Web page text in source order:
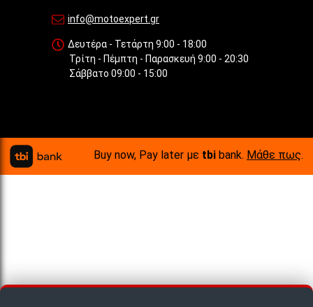
info@motoexpert.gr
Δευτέρα - Τετάρτη 9:00 - 18:00
Τρίτη - Πέμπτη - Παρασκευή 9:00 - 20:30
Σάββατο 09:00 - 15:00
Buy now, Pay later με tbi bank. Μάθε πως.